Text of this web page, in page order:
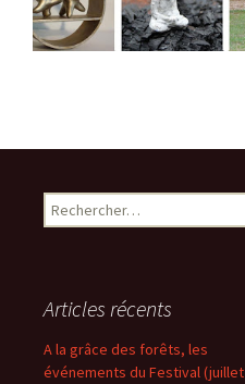
Articles récents
A la grâce des forêts, les
événements du Festival (juillet